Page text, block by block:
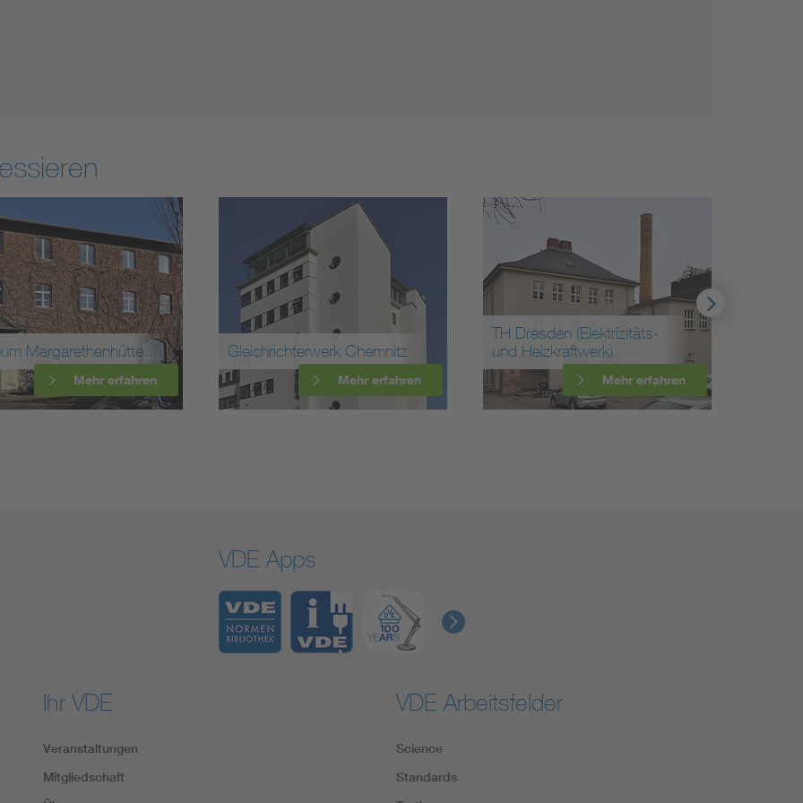
Margarethenhütte
Mehr erfahren
Gleichrichterwerk Chemnitz
Mehr erfahren
TH Dresden (Elektrizitäts-
und Heizkraftwerk)
Mehr erfahren
VDE Apps
Ihr VDE
Veranstaltungen
Mitgliedschaft
VDE Arbeitsfelder
Science
Standards